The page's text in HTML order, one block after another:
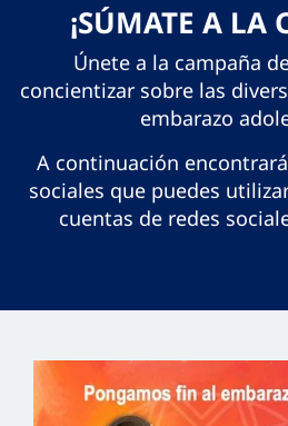
¡SÚMATE A LA
Únete a la campaña
concientizar sobre las
embarazo
A continuación
sociales que puedes
cuentas de redes